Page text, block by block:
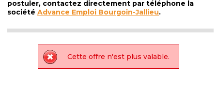
postuler, contactez directement par téléphone la
société Advance Emploi Bourgoin-Jallieu.
Cette offre n'est plus valable.